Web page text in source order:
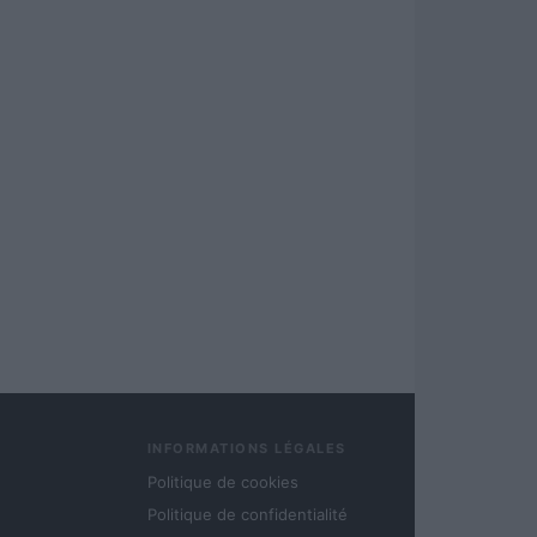
INFORMATIONS LÉGALES
Politique de cookies
Politique de confidentialité